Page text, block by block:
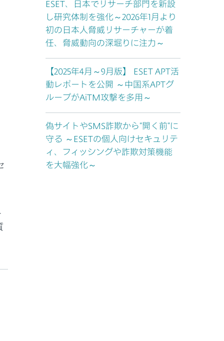
ESET、日本でリサーチ部門を新設
し研究体制を強化～2026年1月より
初の日本人脅威リサーチャーが着
任、脅威動向の深堀りに注力～
【2025年4月～9月版】 ESET APT活
動レポートを公開 ～中国系APTグ
ループがAiTM攻撃を多用～
偽サイトやSMS詐欺から“開く前”に
守る ～ESETの個人向けセキュリテ
ィ、フィッシングや詐欺対策機能
を大幅強化～